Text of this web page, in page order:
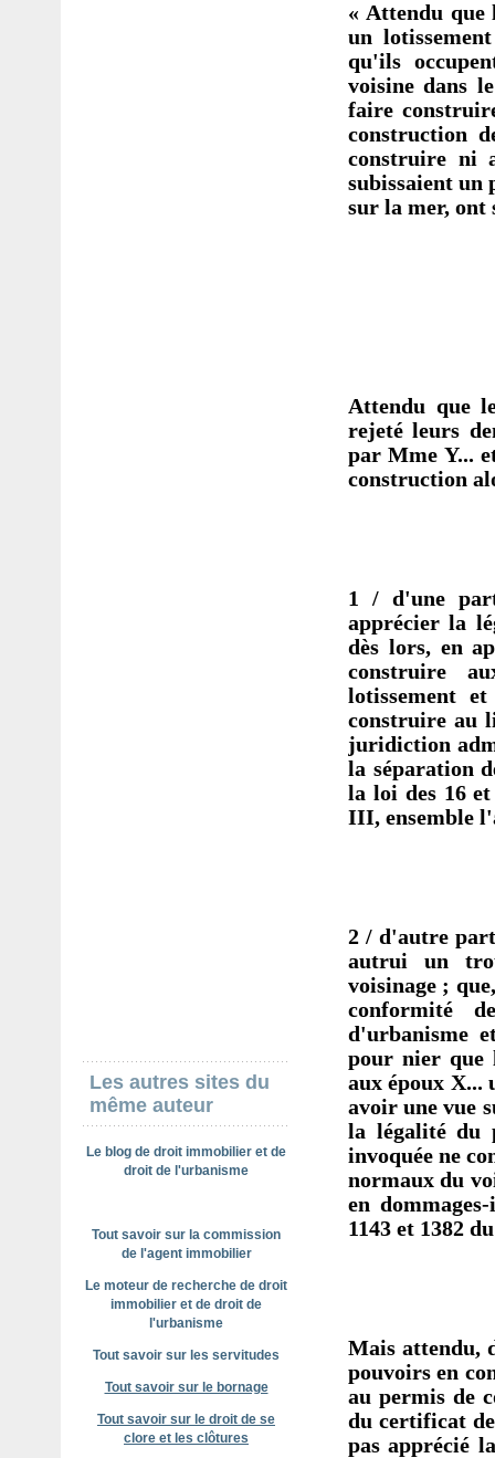
Les autres sites du
même auteur
Le blog de droit immobilier et de
droit de l'urbanisme
Tout savoir sur la commission
de l'agent immobilier
Le moteur de recherche de droit
immobilier et de droit de
l'urbanisme
Tout savoir sur les servitudes
Tout savoir sur le bornage
Tout savoir sur le droit de se
clore et les clôtures
« Attendu que
un
qu'ils
voisine dans
faire
construction
construire ni
subissaient un
sur la mer,
Attendu que
rejeté leurs
par Mme Y...
construction
1 / d'une
apprécier la
dès lors, en
construire
lotissement
construire au
juridiction
la séparation
la loi des 16
III, ensemble
2 / d'autre part
autrui un
voisinage ;
conformité
d'urbanisme
pour nier que
aux époux
avoir une vue
la légalité du
invoquée ne
normaux du
en
1143 et 1382
Mais attendu,
pouvoirs en
au permis de
du certificat
pas apprécié